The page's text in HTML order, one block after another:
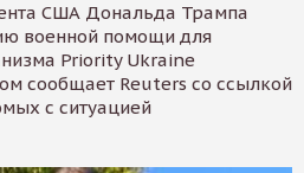
США Дональда Трампа
военной помощи для
Priority Ukraine
сообщает Reuters со ссылкой
с ситуацией